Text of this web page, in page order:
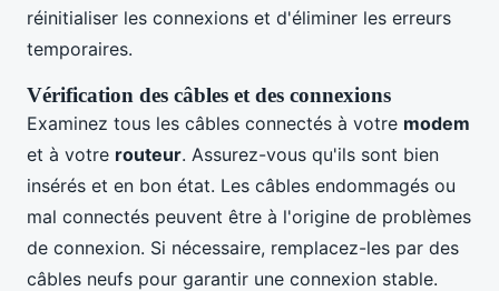
réinitialiser les connexions et d'éliminer les erreurs
temporaires.
Vérification des câbles et des connexions
Examinez tous les câbles connectés à votre modem
et à votre routeur. Assurez-vous qu'ils sont bien
insérés et en bon état. Les câbles endommagés ou
mal connectés peuvent être à l'origine de problèmes
de connexion. Si nécessaire, remplacez-les par des
câbles neufs pour garantir une connexion stable.